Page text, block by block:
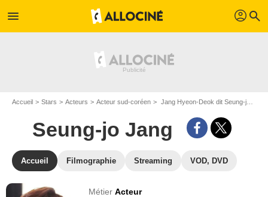
menu profil search
Accueil Stars Acteurs Acteur sud-coréen Jang Hyeon-Deok dit Seung-jo Jang
Seung-jo Jang
Accueil Filmographie Streaming VOD, DVD
MétierActeur